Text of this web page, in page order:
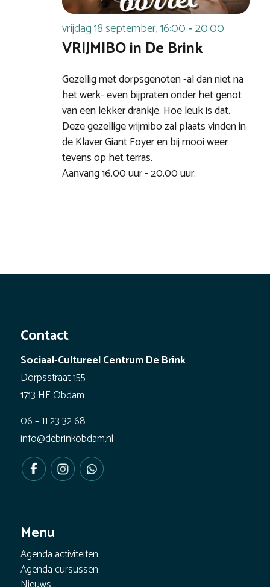
vrijdag 18 september, 16:00 - 20:00
VRIJMIBO in De Brink
Gezellig met dorpsgenoten -al dan niet na
het werk- even bijpraten onder het genot
van een lekker drankje. Hoe leuk is dat.
Deze gezellige vrijmibo zal plaats vinden in
de Klaver Giant Foyer en bij mooi weer
tevens op het terras.
Aanvang 16.00 uur - 20.00 uur.
Contact
Sociaal-Cultureel Centrum De Brink
Dorpsstraat 155
1713 HE Obdam
06 – 11 23 32 68
info@debrinkobdam.nl
Menu
Agenda activiteiten
Agenda cursussen